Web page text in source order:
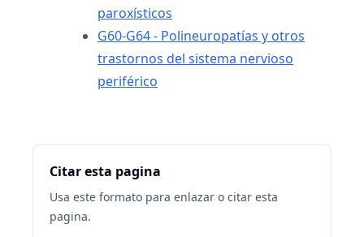
paroxísticos
G60-G64 - Polineuropatías y otros
trastornos del sistema nervioso
periférico
Citar esta pagina
Usa este formato para enlazar o citar esta
pagina.